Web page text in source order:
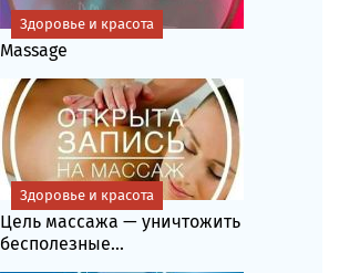
Massage
Здоровье и красота
Цель массажа — уничтожить
бесполезные...
Здоровье и красота